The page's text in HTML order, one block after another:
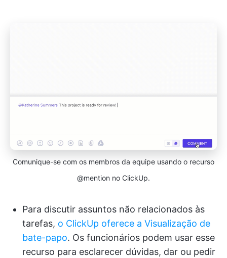
Comunique-se com os membros da equipe usando o recurso
@mention no ClickUp.
Para discutir assuntos não relacionados às
tarefas, o ClickUp oferece a Visualização de
bate-papo. Os funcionários podem usar esse
recurso para esclarecer dúvidas, dar ou pedir